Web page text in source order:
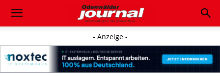
- Anzeige -